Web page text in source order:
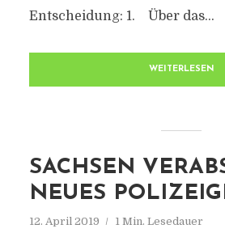
Entscheidung: 1. Über das...
WEITERLESEN
SACHSEN
NEUES
12. April 2019 1 Min. Lesedauer